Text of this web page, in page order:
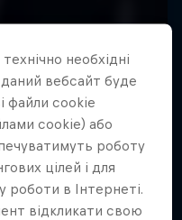
необхідні
вебсайт буде
файли cookie
cookie) або
роботу
цілей і для
роботи в Інтернеті.
відкликати свою